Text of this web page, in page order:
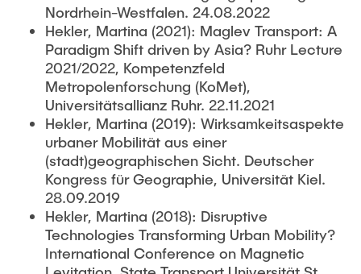
Nordrhein-Westfalen. 24.08.2022
Hekler, Martina (2021): Maglev Transport: A
Paradigm Shift driven by Asia? Ruhr Lecture
2021/2022, Kompetenzfeld
Metropolenforschung (KoMet),
Universitätsallianz Ruhr. 22.11.2021
Hekler, Martina (2019): Wirksamkeitsaspekte
urbaner Mobilität aus einer
(stadt)geographischen Sicht. Deutscher
Kongress für Geographie, Universität Kiel.
28.09.2019
Hekler, Martina (2018): Disruptive
Technologies Transforming Urban Mobility?
International Conference on Magnetic